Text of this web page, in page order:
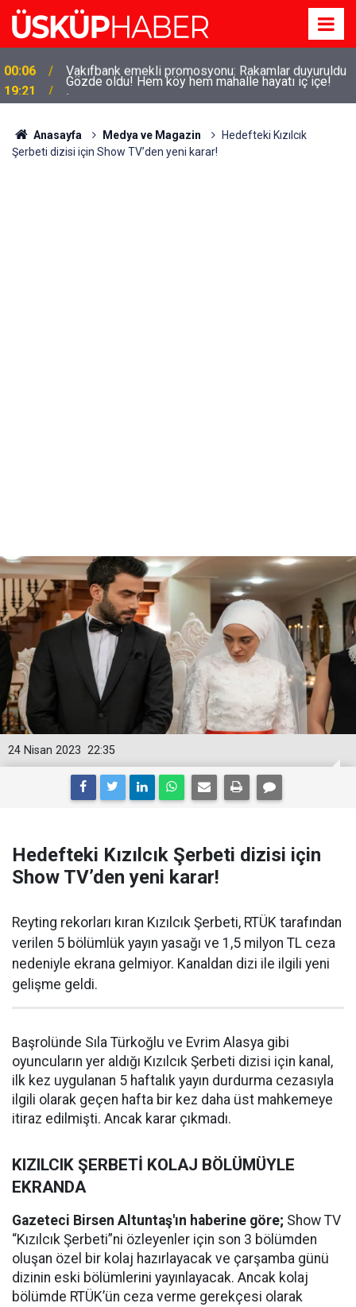
19:21
Gözde oldu! Hem köy hem mahalle hayatı iç içe!
İzmir'deki doğal semt
Anasayfa Medya ve Magazin
Hedefteki Kızılcık
Şerbeti dizisi için Show TV’den yeni karar!
22:35
24 Nisan 2023
Hedefteki Kızılcık Şerbeti dizisi için
Show TV’den yeni karar!
Reyting rekorları kıran Kızılcık Şerbeti, RTÜK tarafından
verilen 5 bölümlük yayın yasağı ve 1,5 milyon TL ceza
nedeniyle ekrana gelmiyor. Kanaldan dizi ile ilgili yeni
gelişme geldi.
Başrolünde Sıla Türkoğlu ve Evrim Alasya gibi
oyuncuların yer aldığı Kızılcık Şerbeti dizisi için kanal,
ilk kez uygulanan 5 haftalık yayın durdurma cezasıyla
ilgili olarak geçen hafta bir kez daha üst mahkemeye
itiraz edilmişti. Ancak karar çıkmadı.
KIZILCIK ŞERBETİ KOLAJ BÖLÜMÜYLE
EKRANDA
Gazeteci Birsen Altuntaş'ın haberine göre; Show TV
“Kızılcık Şerbeti”ni özleyenler için son 3 bölümden
oluşan özel bir kolaj hazırlayacak ve çarşamba günü
dizinin eski bölümlerini yayınlayacak. Ancak kolaj
bölümde RTÜK’ün ceza verme gerekçesi olarak